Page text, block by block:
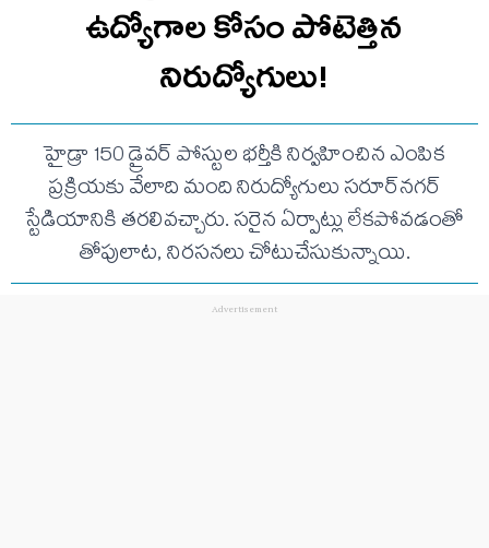
ఉద్యోగాల కోసం పోటెత్తిన
నిరుద్యోగులు!
హైడ్రా 150 డ్రైవర్ పోస్టుల భర్తీకి నిర్వహించిన ఎంపిక
ప్రక్రియకు వేలాది మంది నిరుద్యోగులు సరూర్‌నగర్
స్టేడియానికి తరలివచ్చారు. సరైన ఏర్పాట్లు లేకపోవడంతో
తోపులాట, నిరసనలు చోటుచేసుకున్నాయి.